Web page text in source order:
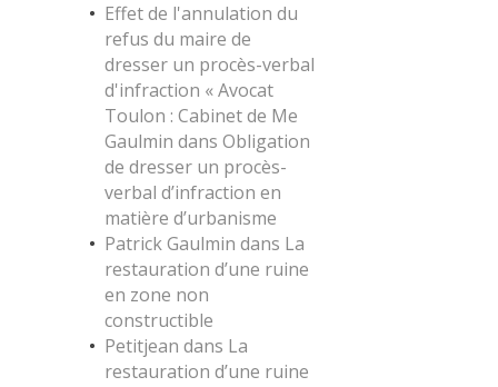
Effet de l'annulation du
refus du maire de
dresser un procès-verbal
d'infraction « Avocat
Toulon : Cabinet de Me
Gaulmin dans Obligation
de dresser un procès-
verbal d’infraction en
matière d’urbanisme
Patrick Gaulmin dans La
restauration d’une ruine
en zone non
constructible
Petitjean dans La
restauration d’une ruine